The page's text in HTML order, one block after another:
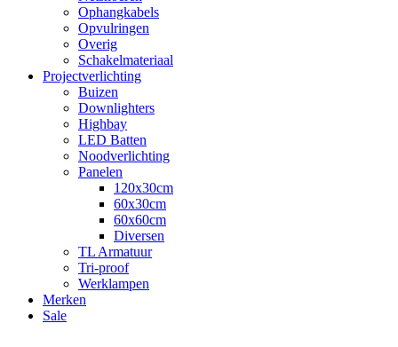
Ophangkabels
Opvulringen
Overig
Schakelmateriaal
Projectverlichting
Buizen
Downlighters
Highbay
LED Batten
Noodverlichting
Panelen
120x30cm
60x30cm
60x60cm
Diversen
TL Armatuur
Tri-proof
Werklampen
Merken
Sale